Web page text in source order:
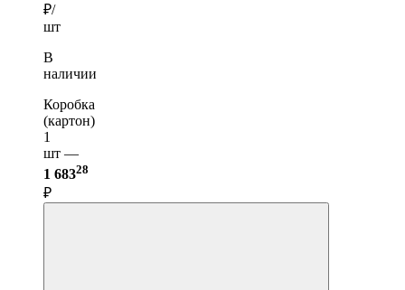
₽/
шт
В
наличии
Коробка
(картон)
1
шт —
1 68328
₽